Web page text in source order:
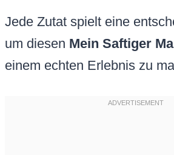
Jede Zutat spielt eine
um diesen Mein Saftiger
einem echten Erlebnis zu